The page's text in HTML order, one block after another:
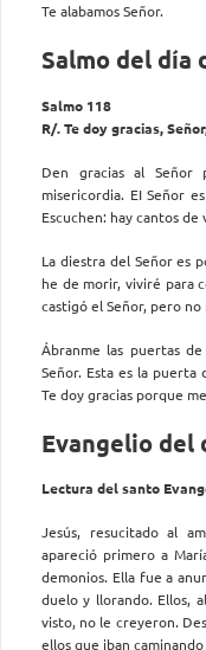
Te alabamos Señor.
Salmo del día
Salmo 118
R/. Te doy gracias,
Den gracias al Señor
misericordia. EI Señor
Escuchen: hay cantos
La diestra del Señor es
he de morir, viviré para
castigó el Señor, pero
Ábranme las puertas
Señor. Esta es la puerta
Te doy gracias porque
Evangelio del
Lectura del santo
Jesús, resucitado al
apareció primero a
demonios. Ella fue a
duelo y llorando. Ellos,
visto, no le creyeron.
ellos que iban